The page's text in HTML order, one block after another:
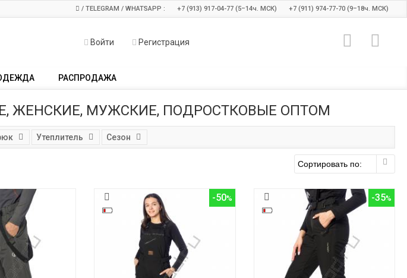
/ TELEGRAM / WHATSAPP : +7 (913) 917-04-77 (5–14ч. МСК) +7 (911) 974-77-70 (9–18ч. МСК)
Войти Регистрация
РАСПРОДАЖА
ЖЕНСКИЕ, МУЖСКИЕ, ПОДРОСТКОВЫЕ ОПТОМ
Утеплитель Сезон
-50 -35